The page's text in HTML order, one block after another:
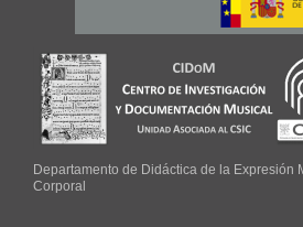
Departamento de Didáctica de la Expresión
Corporal